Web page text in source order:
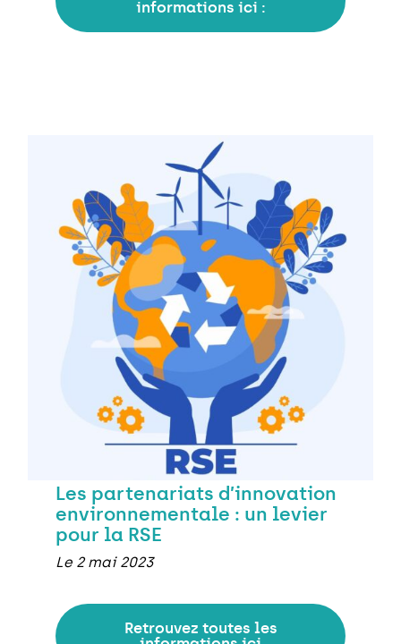
informations ici :
Les partenariats d’innovation
environnementale : un levier
pour la RSE
Le 2 mai 2023
Retrouvez toutes les